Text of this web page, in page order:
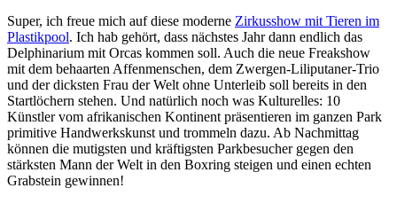
Super, ich freue mich auf diese moderne Zirkusshow mit Tieren im
Plastikpool. Ich hab gehört, dass nächstes Jahr dann endlich das
Delphinarium mit Orcas kommen soll. Auch die neue Freakshow
mit dem behaarten Affenmenschen, dem Zwergen-Liliputaner-Trio
und der dicksten Frau der Welt ohne Unterleib soll bereits in den
Startlöchern stehen. Und natürlich noch was Kulturelles: 10
Künstler vom afrikanischen Kontinent präsentieren im ganzen Park
primitive Handwerkskunst und trommeln dazu. Ab Nachmittag
können die mutigsten und kräftigsten Parkbesucher gegen den
stärksten Mann der Welt in den Boxring steigen und einen echten
Grabstein gewinnen!